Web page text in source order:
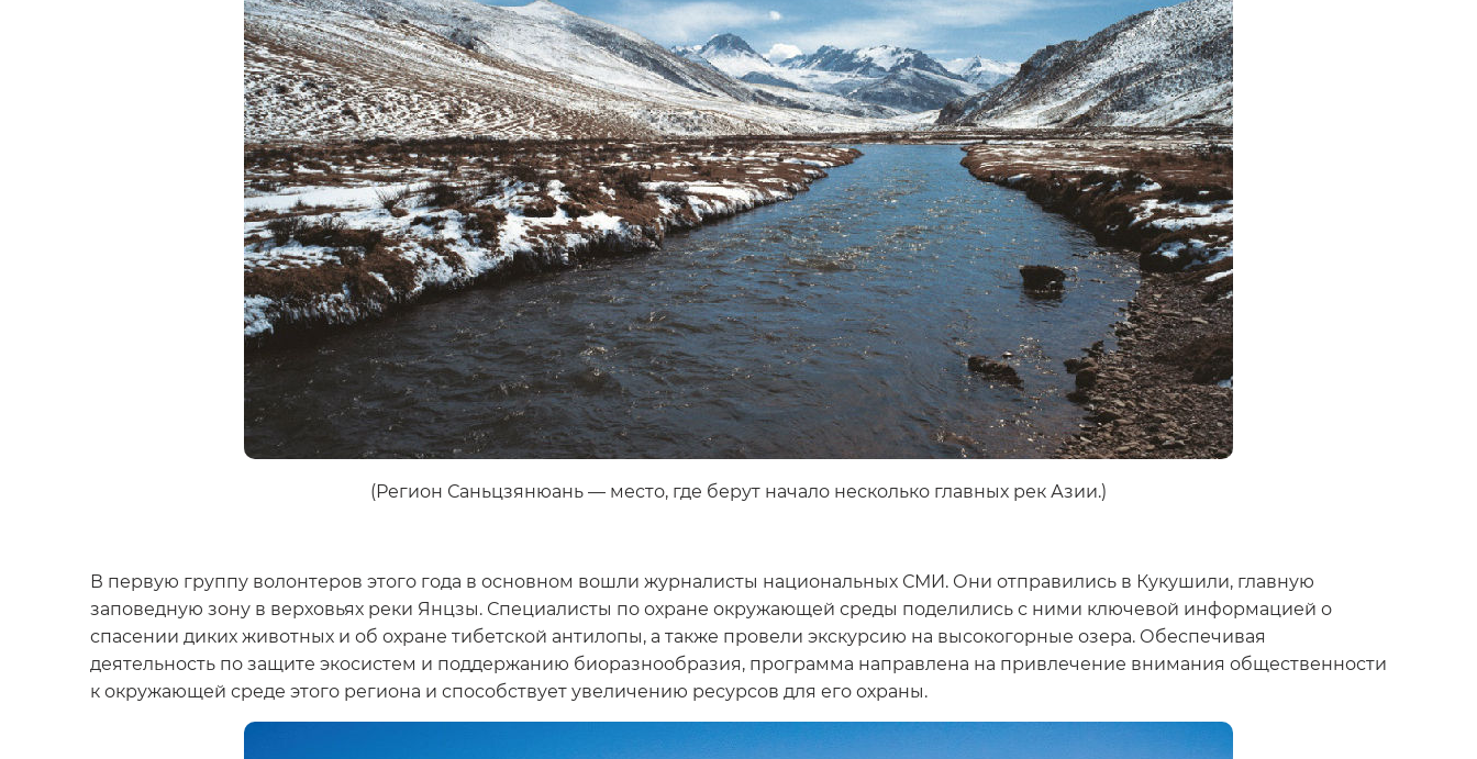
(Регион Саньцзянюань — место, где берут начало несколько главных рек Азии.)
В первую группу волонтеров этого года в основном вошли журналисты национальных СМИ. Они отправились в Кукушили, главную
заповедную зону в верховьях реки Янцзы. Специалисты по охране окружающей среды поделились с ними ключевой информацией о
спасении диких животных и об охране тибетской антилопы, а также провели экскурсию на высокогорные озера. Обеспечивая
деятельность по защите экосистем и поддержанию биоразнообразия, программа направлена на привлечение внимания общественности
к окружающей среде этого региона и способствует увеличению ресурсов для его охраны.